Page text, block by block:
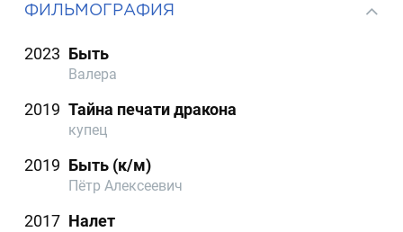
ФИЛЬМОГРАФИЯ
2023 Быть
Валера
2019 Тайна печати дракона
купец
2019 Быть (к/м)
Пётр Алексеевич
2017 Налет